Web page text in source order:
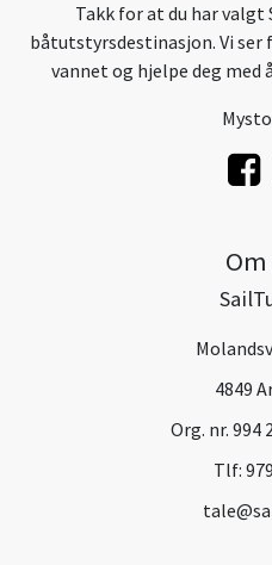
Takk for at du har valgt
båtutstyrsdestinasjon. Vi
vannet og hjelpe deg med
Om
4849
Org. nr. 994
Tlf: